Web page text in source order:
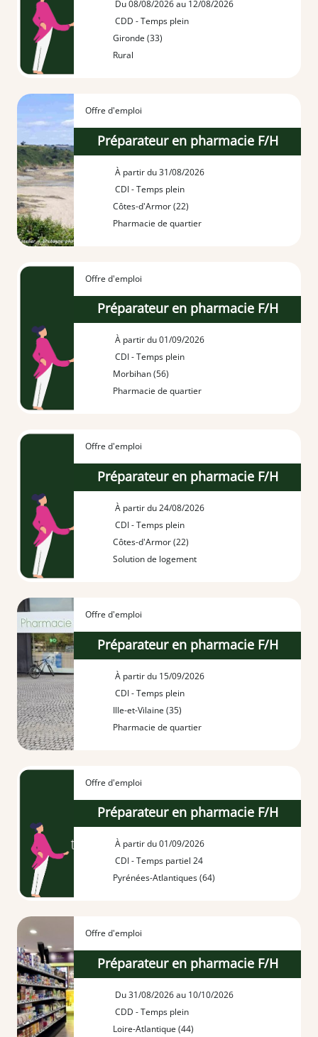
Du 08/08/2026 au 12/08/2026
CDD - Temps plein
Gironde (33)
Rural
Offre d'emploi
Préparateur en pharmacie F/H
À partir du 31/08/2026
CDI - Temps plein
Côtes-d'Armor (22)
Pharmacie de quartier
Offre d'emploi
Préparateur en pharmacie F/H
À partir du 01/09/2026
CDI - Temps plein
Morbihan (56)
Pharmacie de quartier
Offre d'emploi
Préparateur en pharmacie F/H
À partir du 24/08/2026
CDI - Temps plein
Côtes-d'Armor (22)
Solution de logement
Offre d'emploi
Préparateur en pharmacie F/H
À partir du 15/09/2026
CDI - Temps plein
Ille-et-Vilaine (35)
Pharmacie de quartier
Offre d'emploi
Préparateur en pharmacie F/H
À partir du 01/09/2026
CDI - Temps partiel 24
Pyrénées-Atlantiques (64)
Offre d'emploi
Préparateur en pharmacie F/H
Du 31/08/2026 au 10/10/2026
CDD - Temps plein
Loire-Atlantique (44)